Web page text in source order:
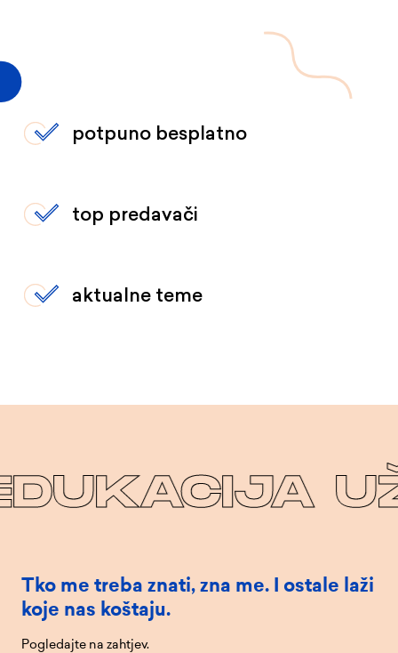
potpuno besplatno
top predavači
aktualne teme
Tko me treba znati, zna me. I ostale laži
koje nas koštaju.
Pogledajte na zahtjev.